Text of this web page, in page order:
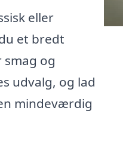
eller
et bredt
og
udvalg, og lad
mindeværdig